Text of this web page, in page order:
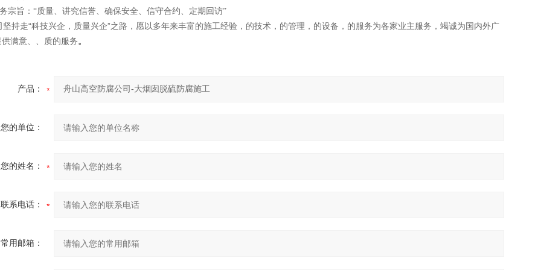
旨：“质量、讲究信誉、确保安全、信守合约、定期回访”
坚持走“科技兴企，质量兴企”之路，愿以多年来丰富的施工经验，的技术，的管理，的设备，的服务为各家业主服务，竭诚为国内外广
满意、、质的服务。
产品：
您的单位：
您的姓名：
联系电话：
常用邮箱：